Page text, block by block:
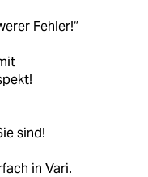
Fehler!“
sind!
in Vari.